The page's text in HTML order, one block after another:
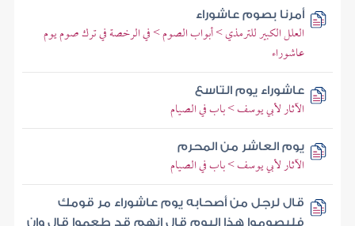
أمرنا بصوم عاشوراء
العلل الكبير للترمذي > أبواب الصوم > في الرخصة في ترك صوم يوم
عاشوراء
عاشوراء يوم التاسع
الآثار لأبي يوسف > باب في الصيام
يوم العاشر من المحرم
الآثار لأبي يوسف > باب في الصيام
قال لرجل من أصحابه يوم عاشوراء مر قومك
فليصوموا هذا اليوم قال إنهم قد طعموا قال وإن